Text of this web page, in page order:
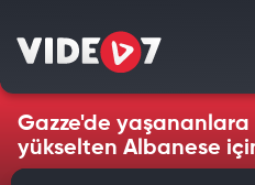
Gazze'de yaşananlara
yükselten Albanese